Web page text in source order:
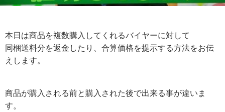
本日は商品を複数購入してくれるバイヤーに対して
同梱送料分を返金したり、合算価格を提示する方法をお伝
えします。
商品が購入される前と購入された後で出来る事が違いま
す。